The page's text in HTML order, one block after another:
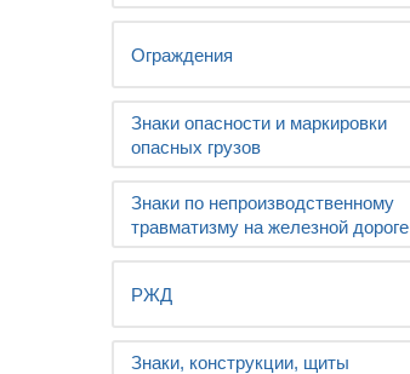
Ограждения
Знаки опасности и маркировки
опасных грузов
Знаки по непроизводственному
травматизму на железной дороге
РЖД
Знаки, конструкции, щиты